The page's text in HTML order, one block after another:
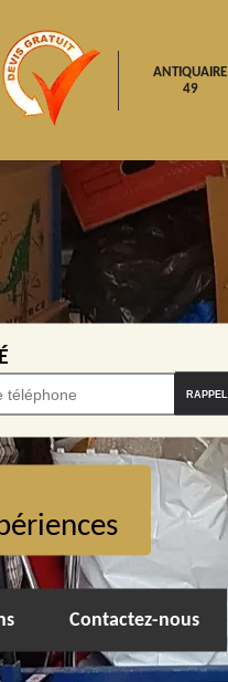
ANTIQUAIRE
49
Contactez-nous